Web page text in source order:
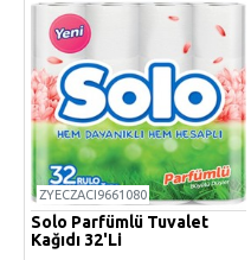
ZYECZACI9661080
Solo Parfümlü Tuvalet
Kağıdı 32'li